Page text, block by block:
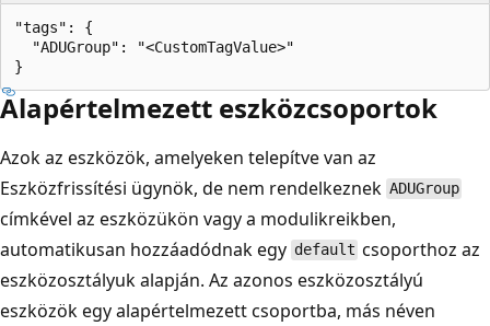
"tags": {
  "ADUGroup": "<CustomTagValue>"
Alapértelmezett eszközcsoportok
Azok az eszközök, amelyeken telepítve van az
Eszközfrissítési ügynök, de nem rendelkeznek ADUGroup
címkével az eszközükön vagy a modulikreikben,
automatikusan hozzáadódnak egy default csoporthoz az
eszközosztályuk alapján. Az azonos eszközosztályú
eszközök egy alapértelmezett csoportba, más néven